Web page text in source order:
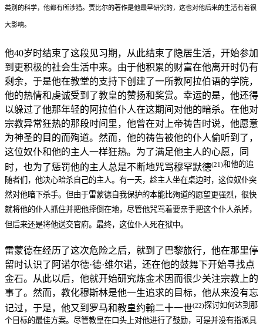
类别的科学，他都有所涉猎。贾比尔的著作是他最早研究的，这也对他后来的生活有着很
大影响。
他40岁时结束了这段见习期，从此结束了隐居生活，开始参加
到更积极的社会生活中来。由于他积累的财富在他离开时仍有
剩余，于是他在教堂的支持下创建了一所教阿拉伯语的学院，
他的热情和虔诚受到了教皇的赞扬和奖赏。幸运的是，他还得
以躲过了他那年轻的阿拉伯仆人在这期间对他的暗杀。在他对
宗教异常狂热的那段时间里，他曾在对上帝祷告时说，他愿意
为神圣的目的而殉道。然而，他的祷告被他的仆人偷听到了，
这位奴仆和他的主人一样狂热。为了满足他主人的心愿，同
时，也为了惩罚他的主人总是不断地咒骂穆罕默德(21)和他的追
随者们，他决心暗杀自己的主人。有一天，趁主人坐在桌边时，这位奴仆突
然对他暗下杀手。但由于雷蒙德自我保护的本能比殉道的愿望更强烈，很快
就将他的仆人抓住并把他摔倒在地，尽管他咒骂着要亲手把这个仆人杀掉，
但后来还是将他送交官府。最终，这位仆人死在狱中。
雷蒙德在经历了这次危险之后，就到了巴黎旅行，他在那里停
留时认识了阿诺尔德·德·维尔诺，还在他的鼓舞下开始寻找点
金石。从此以后，他就开始研究炼金术因而很少关注宗教上的
事了。然而，教化穆斯林是他一生追求的目标，他从来没有忘
记过，于是，他又到罗马和教皇约翰二十一世(22)探讨如何达到那
个目标的最佳方案。尽管教皇在口头上对他进行了鼓励，可是并没有指派具